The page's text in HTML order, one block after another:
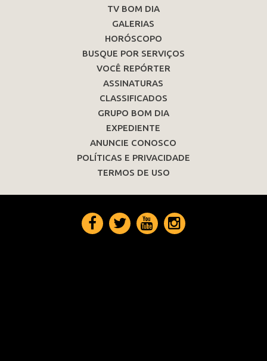
TV BOM DIA
GALERIAS
HORÓSCOPO
BUSQUE POR SERVIÇOS
VOCÊ REPÓRTER
ASSINATURAS
CLASSIFICADOS
GRUPO BOM DIA
EXPEDIENTE
ANUNCIE CONOSCO
POLÍTICAS E PRIVACIDADE
TERMOS DE USO